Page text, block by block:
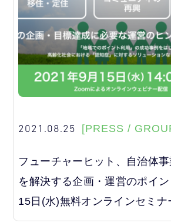
2021.08.25 [PRESS /
フューチャーヒット、自治体
を解決する企画・運営のポイ
15日(水)無料オンラインセミナ